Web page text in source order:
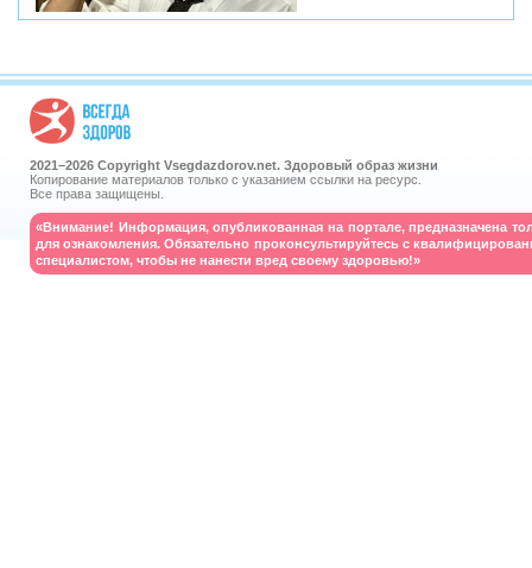
2021–2026 Copyright Vsegdazdorov.net. Здоровый образ жизни
Копирование материалов только с указанием ссылки на ресурс.
Все права защищены.
«Внимание! Информация, опубликованная на портале, предназначена
для ознакомления. Обязательно проконсультируйтесь с
специалистом, чтобы не нанести вред своему здоровью!»